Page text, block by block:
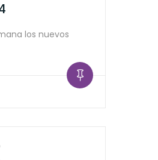
los nuevos